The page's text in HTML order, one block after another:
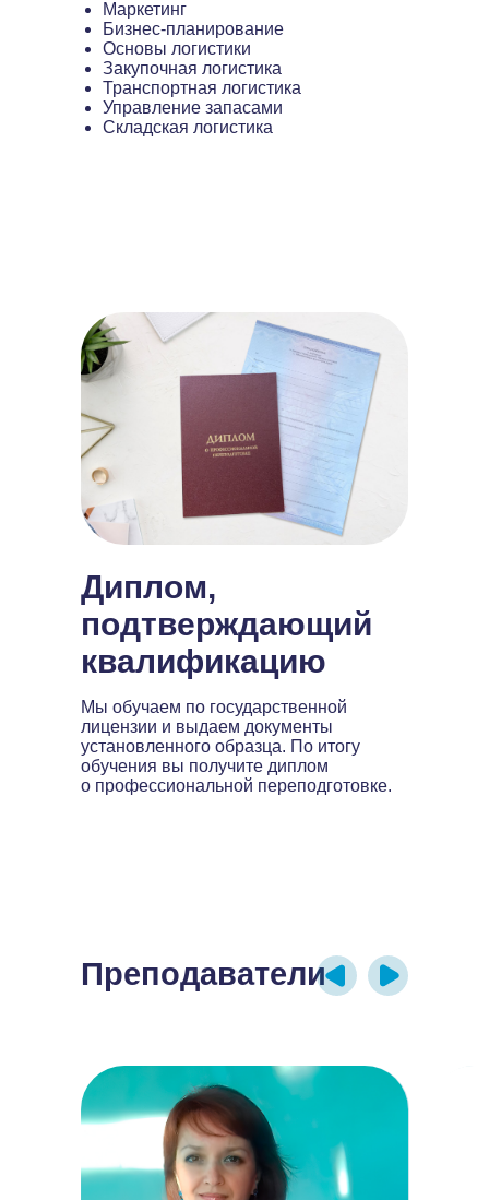
Маркетинг
Бизнес-планирование
Основы логистики
Закупочная логистика
Транспортная логистика
Управление запасами
Складская логистика
Диплом,
подтверждающий
квалификацию
Мы обучаем по государственной
лицензии и выдаем документы
установленного образца. По итогу
обучения вы получите диплом
о профессиональной переподготовке.
Преподаватели